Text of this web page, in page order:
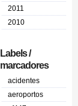
2011
2010
Labels /
marcadores
acidentes
aeroportos